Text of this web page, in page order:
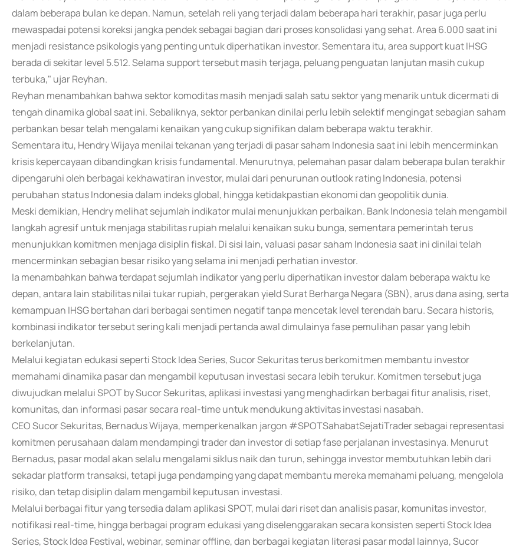
dalam beberapa bulan ke depan. Namun, setelah reli yang terjadi dalam beberapa hari terakhir, pasar juga perlu
mewaspadai potensi koreksi jangka pendek sebagai bagian dari proses konsolidasi yang sehat. Area 6.000 saat ini
menjadi resistance psikologis yang penting untuk diperhatikan investor. Sementara itu, area support kuat IHSG
berada di sekitar level 5.512. Selama support tersebut masih terjaga, peluang penguatan lanjutan masih cukup
terbuka," ujar Reyhan.
Reyhan menambahkan bahwa sektor komoditas masih menjadi salah satu sektor yang menarik untuk dicermati di
tengah dinamika global saat ini. Sebaliknya, sektor perbankan dinilai perlu lebih selektif mengingat sebagian saham
perbankan besar telah mengalami kenaikan yang cukup signifikan dalam beberapa waktu terakhir.
Sementara itu, Hendry Wijaya menilai tekanan yang terjadi di pasar saham Indonesia saat ini lebih mencerminkan
krisis kepercayaan dibandingkan krisis fundamental. Menurutnya, pelemahan pasar dalam beberapa bulan terakhir
dipengaruhi oleh berbagai kekhawatiran investor, mulai dari penurunan outlook rating Indonesia, potensi
perubahan status Indonesia dalam indeks global, hingga ketidakpastian ekonomi dan geopolitik dunia.
Meski demikian, Hendry melihat sejumlah indikator mulai menunjukkan perbaikan. Bank Indonesia telah mengambil
langkah agresif untuk menjaga stabilitas rupiah melalui kenaikan suku bunga, sementara pemerintah terus
menunjukkan komitmen menjaga disiplin fiskal. Di sisi lain, valuasi pasar saham Indonesia saat ini dinilai telah
mencerminkan sebagian besar risiko yang selama ini menjadi perhatian investor.
Ia menambahkan bahwa terdapat sejumlah indikator yang perlu diperhatikan investor dalam beberapa waktu ke
depan, antara lain stabilitas nilai tukar rupiah, pergerakan yield Surat Berharga Negara (SBN), arus dana asing, serta
kemampuan IHSG bertahan dari berbagai sentimen negatif tanpa mencetak level terendah baru. Secara historis,
kombinasi indikator tersebut sering kali menjadi pertanda awal dimulainya fase pemulihan pasar yang lebih
berkelanjutan.
Melalui kegiatan edukasi seperti Stock Idea Series, Sucor Sekuritas terus berkomitmen membantu investor
memahami dinamika pasar dan mengambil keputusan investasi secara lebih terukur. Komitmen tersebut juga
diwujudkan melalui SPOT by Sucor Sekuritas, aplikasi investasi yang menghadirkan berbagai fitur analisis, riset,
komunitas, dan informasi pasar secara real-time untuk mendukung aktivitas investasi nasabah.
CEO Sucor Sekuritas, Bernadus Wijaya, memperkenalkan jargon #SPOTSahabatSejatiTrader sebagai representasi
komitmen perusahaan dalam mendampingi trader dan investor di setiap fase perjalanan investasinya. Menurut
Bernadus, pasar modal akan selalu mengalami siklus naik dan turun, sehingga investor membutuhkan lebih dari
sekadar platform transaksi, tetapi juga pendamping yang dapat membantu mereka memahami peluang, mengelola
risiko, dan tetap disiplin dalam mengambil keputusan investasi.
Melalui berbagai fitur yang tersedia dalam aplikasi SPOT, mulai dari riset dan analisis pasar, komunitas investor,
notifikasi real-time, hingga berbagai program edukasi yang diselenggarakan secara konsisten seperti Stock Idea
Series, Stock Idea Festival, webinar, seminar offline, dan berbagai kegiatan literasi pasar modal lainnya, Sucor